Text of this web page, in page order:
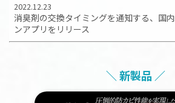
2022.12.23
消臭剤の交換タイミングを通知する、国
ンアプリをリリース
＼ 新製品 ／